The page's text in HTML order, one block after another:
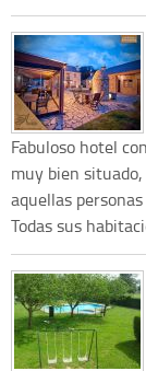
Fabuloso hotel
muy bien
aquellas
Todas sus